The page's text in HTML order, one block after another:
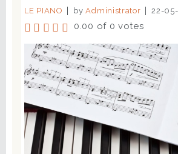
LE PIANO byAdministrator 22-
0.00 of 0 votes